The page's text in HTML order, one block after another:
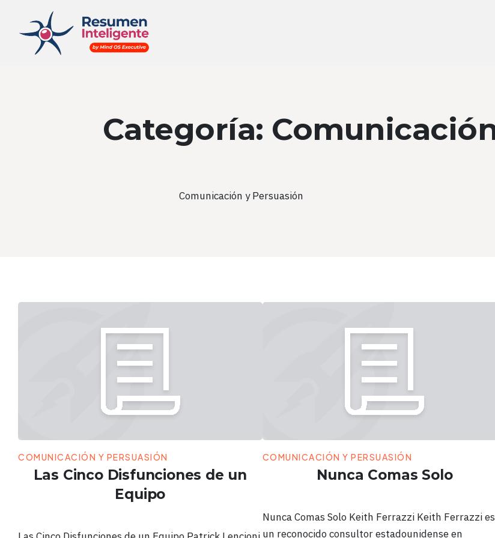
Categoría:
Comunicación y Persuasión
COMUNICACIÓN Y PERSUASIÓN
Las Cinco Disfunciones de un
Equipo
COMUNICACIÓN Y PERSUASIÓN
Nunca Comas Solo
Nunca Comas Solo Keith Ferrazzi Keith Ferrazzi es
un reconocido consultor estadounidense en